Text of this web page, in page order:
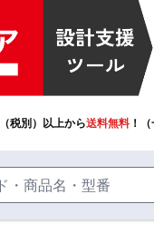
税別）以上から送料無料 ！